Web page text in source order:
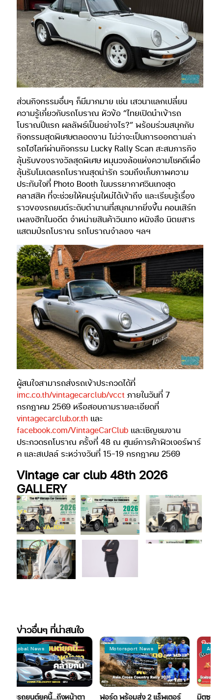
ส่วนกิจกรรมอื่นๆ ก็มีมากมาย เช่น เสวนาแลกเปลี่ยน
ความรู้เกี่ยวกับรถโบราณ หัวข้อ “ไทยเปิดนำเข้ารถ
โบราณปีแรก ผลลัพธ์เป็นอย่างไร?” พร้อมร่วมสนุกกับ
กิจกรรมสุดพิเศษตลอดงาน ไม่ว่าจะเป็นการออกตามล่า
รถไฮไลท์ผ่านกิจกรรม Lucky Rally Scan สะสมภารกิจ
ลุ้นรับของรางวัลสุดพิเศษ หมุนวงล้อแห่งความโชคดีเพื่อ
ลุ้นรับโมเดลรถโบราณสุดน่ารัก รวมถึงเก็บภาพความ
ประทับใจที่ Photo Booth ในบรรยากาศวินเทจสุด
คลาสสิค ที่จะช่วยให้คนรุ่นใหม่ได้เข้าถึง และเรียนรู้เรื่อง
ราวของรถยนต์ระดับตำนานที่สนุกมากยิ่งขึ้น คอนเสิร์ท
เพลงฮิทในอดีต จำหน่ายสินค้าวินเทจ หนังสือ นิตยสาร
แสตมป์รถโบราณ รถโบราณจำลอง ฯลฯ
ผู้สนใจสามารถส่งรถเข้าประกวดได้ที่
imc.co.th/vintagecarclub/vcctภายในวันที่ 7
กรกฎาคม 2569 หรือสอบถามรายละเอียดที่
vintagecarclub.or.thและ
facebook.com/VintageCarClubและเชิญชมงาน
ประกวดรถโบราณ ครั้งที่ 48 ณ ศูนย์การค้าฟิวเจอร์พาร์
ค และสเปลล์ ระหว่างวันที่ 15-19 กรกฎาคม 2569
Vintage car club 48th 2026
GALLERY
ข่าวอื่นๆ ที่น่าสนใจ
ยุคนี้…ถึงหน้าตา
Motorsport News
ฟอร์ด พร้อมส่ง 2 แร็พเตอร์
Automotive News
มิตซูบิชิ Enjoy the